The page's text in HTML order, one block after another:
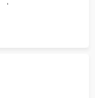
на слух.
для выявления